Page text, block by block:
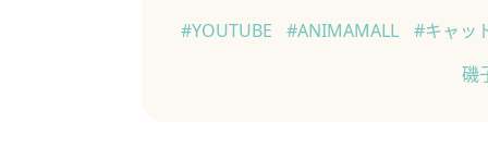
#YOUTUBE #ANIMAMALL #キャッ
磯